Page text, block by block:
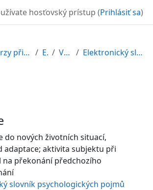
hosťovský prístup (Prihlásiť sa)
Kurzy připravené v rámci ESF EDU-V Všeobecné Elektronický slovník psychologických pojmů
do nových životních situací,
adaptace; aktivita subjektu při
na překonání předchozího
slovník psychologických pojmů